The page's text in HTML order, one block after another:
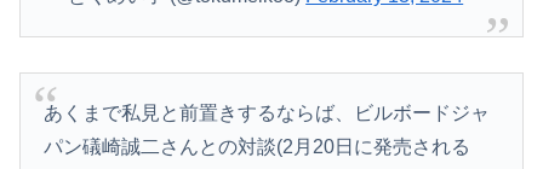
あくまで私見と前置きするならば、ビルボードジャ
パン礒崎誠二さんとの対談(2月20日に発売される